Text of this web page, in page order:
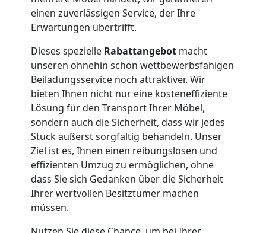
einen zuverlässigen Service, der Ihre
Erwartungen übertrifft.
Dieses spezielle Rabattangebot macht
unseren ohnehin schon wettbewerbsfähigen
Beiladungsservice noch attraktiver. Wir
bieten Ihnen nicht nur eine kosteneffiziente
Lösung für den Transport Ihrer Möbel,
sondern auch die Sicherheit, dass wir jedes
Stück äußerst sorgfältig behandeln. Unser
Ziel ist es, Ihnen einen reibungslosen und
effizienten Umzug zu ermöglichen, ohne
dass Sie sich Gedanken über die Sicherheit
Ihrer wertvollen Besitztümer machen
müssen.
Umzug
Leonding
Qualitäts-
Umzüge
Leonding
Vereinsumzug
Leonding